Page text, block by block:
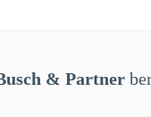
& Partner